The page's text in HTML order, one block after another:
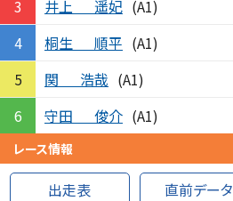
3
井上 遥妃 (A1)
4
桐生 順平 (A1)
5
関 浩哉 (A1)
6
守田 俊介 (A1)
レース情報
出走表 直前データ